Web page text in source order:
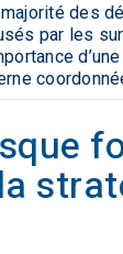
des
par les